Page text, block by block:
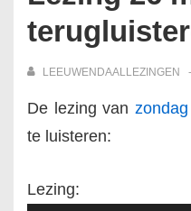
LEEUWENDAALLEZINGEN
De lezing van
te luisteren:
Lezing: